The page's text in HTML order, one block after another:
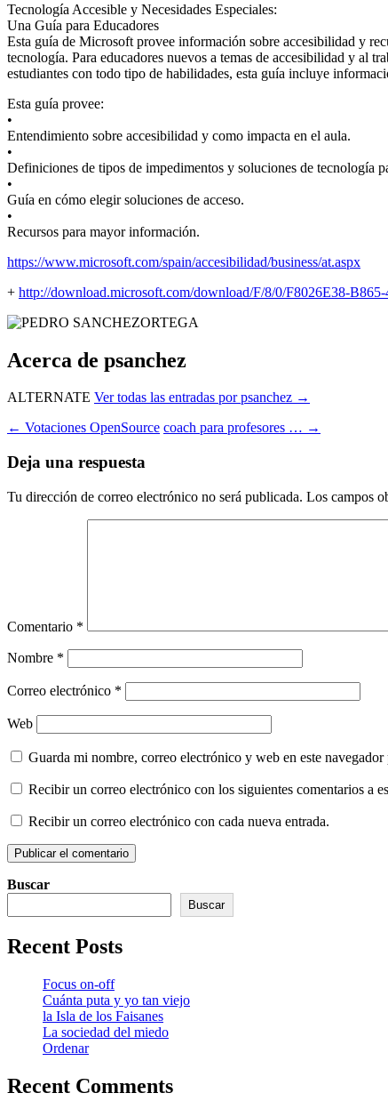
Tecnología Accesible y Necesidades Especiales:
Una Guía para Educadores
Esta guía de Microsoft provee información sobre accesibilidad y
tecnología. Para educadores nuevos a temas de accesibilidad y al
estudiantes con todo tipo de habilidades, esta guía incluye
Esta guía provee:
•
Entendimiento sobre accesibilidad y como impacta en el aula.
•
Definiciones de tipos de impedimentos y soluciones de tecnología
•
Guía en cómo elegir soluciones de acceso.
•
Recursos para mayor información.
https://www.microsoft.com/spain/accesibilidad/business/at.aspx
+ http://download.microsoft.com/download/F/8/0/F8026E38-
Acerca de psanchez
ALTERNATE Ver todas las entradas por psanchez →
Navegación
de
entradas
← Votaciones OpenSource coach para profesores … →
Deja una respuesta
Tu dirección de correo electrónico no será publicada. Los campos
Comentario *
Nombre *
Correo electrónico *
Web
Guarda mi nombre, correo electrónico y web en este
Recibir un correo electrónico con los siguientes comentarios a
Recibir un correo electrónico con cada nueva entrada.
Buscar
Buscar
Recent Posts
Focus on-off
Cuánta puta y yo tan viejo
la Isla de los Faisanes
La sociedad del miedo
Ordenar
Recent Comments